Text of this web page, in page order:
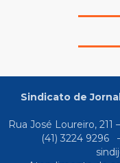
Sindicato de
Rua José Loureiro,
(41) 3224 9296